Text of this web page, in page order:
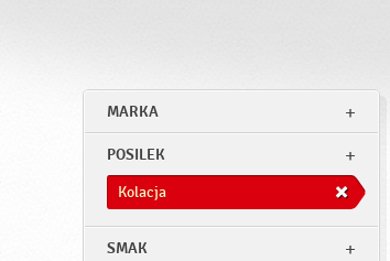
Română
Deutsch
MARKA
POSILEK
Kolacja
SMAK